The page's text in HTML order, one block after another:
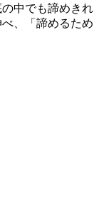
中でも諦めきれ
、「諦めるため